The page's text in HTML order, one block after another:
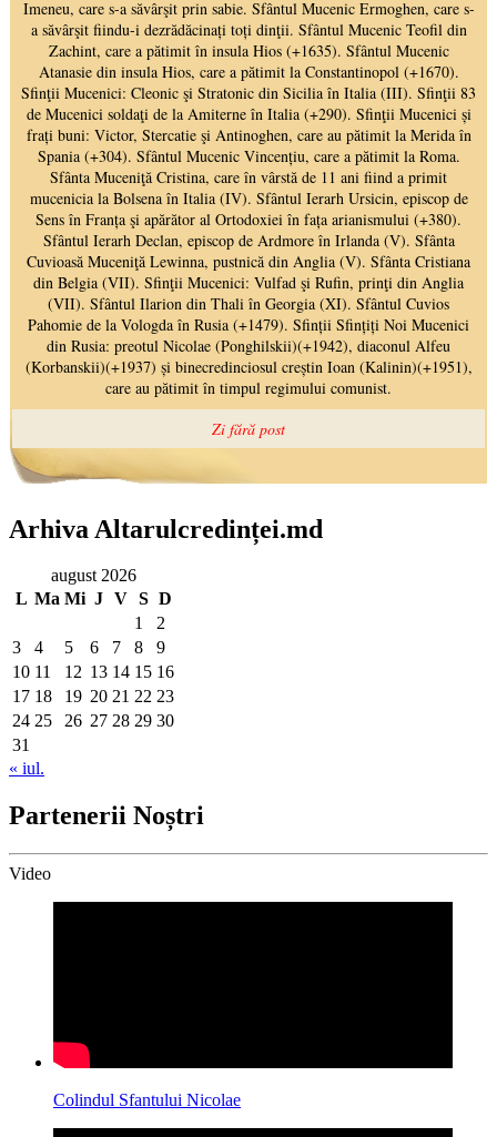
Arhiva Altarulcredinței.md
august 2026
L Ma Mi J V S D
1
2
3
4 5 6 7 8
9
10 11 12 13 14 15 16
17 18 19 20 21 22 23
24 25 26 27 28 29 30
31
« iul.
Partenerii Noștri
Video
Colindul Sfantului Nicolae